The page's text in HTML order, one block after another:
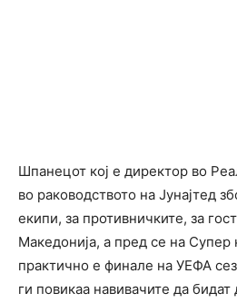
Шпанецот кој е директор во
во раководството на Јунајтед
екипи, за противничките, за
Македонија, а пред се на Супер
практично е финале на УЕФА
ги повикаа навивачите да